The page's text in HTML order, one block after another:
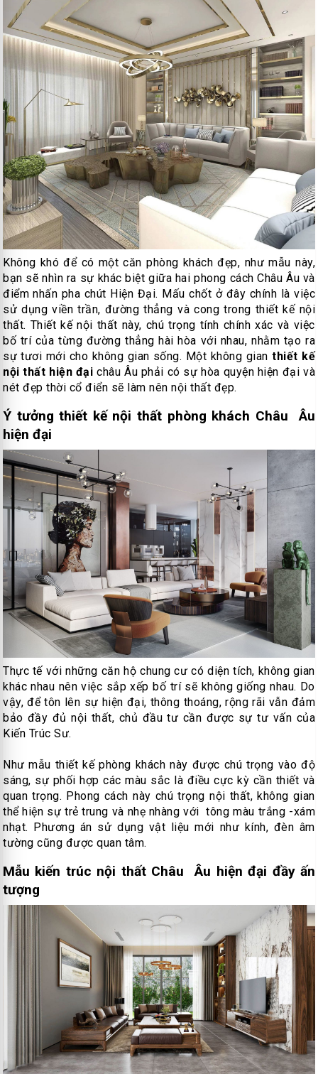
Không khó để có một căn phòng khách đẹp, như mẫu này,
bạn sẽ nhìn ra sự khác biệt giữa hai phong cách Châu Âu và
điểm nhấn pha chút Hiện Đại. Mấu chốt ở đây chính là việc
sử dụng viền trần, đường thẳng và cong trong thiết kế nội
thất. Thiết kế nội thất này, chú trọng tính chính xác và việc
bố trí của từng đường thẳng hài hòa với nhau, nhằm tạo ra
sự tươi mới cho không gian sống. Một không gianthiết kế
nội thất hiện đại châu Âu phải có sự hòa quyện hiện đại và
nét đẹp thời cổ điển sẽ làm nên nội thất đẹp.
Ý tưởng thiết kế nội thất phòng khách Châu Âu
hiện đại
Thực tế với những căn hộ chung cư có diện tích, không gian
khác nhau nên việc sắp xếp bố trí sẽ không giống nhau. Do
vậy, để tôn lên sự hiện đại, thông thoáng, rộng rãi vẫn đảm
bảo đầy đủ nội thất, chủ đầu tư cần được sự tư vấn của
Kiến Trúc Sư.
Như mẫu thiết kế phòng khách này được chú trọng vào độ
sáng, sự phối hợp các màu sắc là điều cực kỳ cần thiết và
quan trọng. Phong cách này chú trọng nội thất, không gian
thể hiện sự trẻ trung và nhẹ nhàng với tông màu trắng -xám
nhạt. Phương án sử dụng vật liệu mới như kính, đèn âm
tường cũng được quan tâm.
Mẫu kiến trúc nội thất Châu Âu hiện đại đầy ấn
tượng